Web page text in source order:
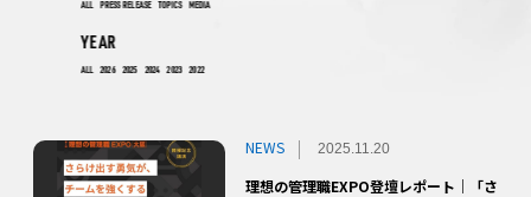
ALL PRESS RELEASE TOPICS MEDIA
YEAR
ALL 2026 2025 2024 2023 2022
NEWS 2025.11.20
理想の管理職EXPO登壇レポート｜「さ